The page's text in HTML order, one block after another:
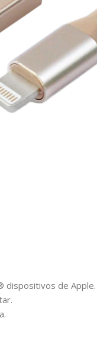
dispositivos de Apple.